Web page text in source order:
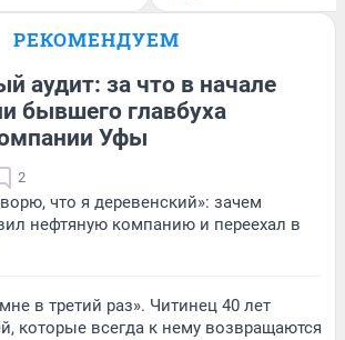
РЕКОМЕНДУЕМ
аудит: за что в начале
бывшего главбуха
Уфы
2
что я деревенский»: зачем
нефтяную компанию и переехал в
в третий раз». Читинец 40 лет
которые всегда к нему возвращаются